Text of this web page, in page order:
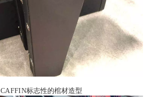
CAFFIN标志性的棺材造型